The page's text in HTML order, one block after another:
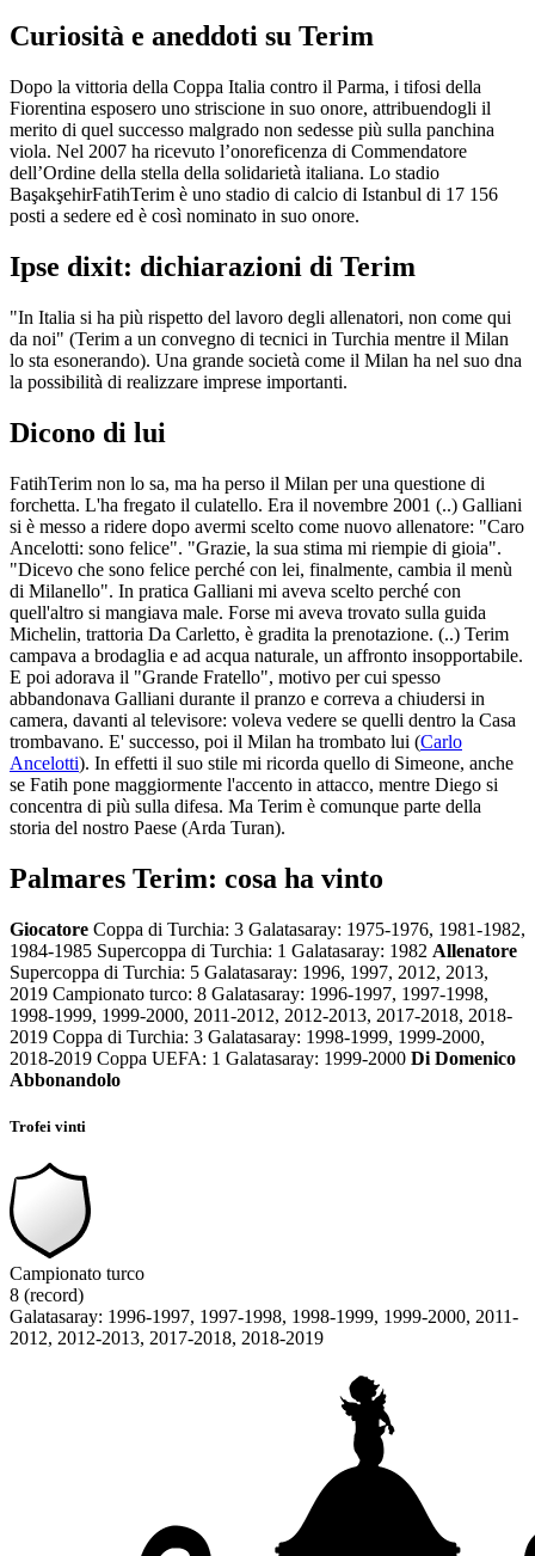
Curiosità e aneddoti su Terim
Dopo la vittoria della Coppa Italia contro il Parma, i tifosi della
Fiorentina esposero uno striscione in suo onore, attribuendogli il
merito di quel successo malgrado non sedesse più sulla panchina
viola. Nel 2007 ha ricevuto l’onoreficenza di Commendatore
dell’Ordine della stella della solidarietà italiana. Lo stadio
BaşakşehirFatihTerim è uno stadio di calcio di Istanbul di 17 156
posti a sedere ed è così nominato in suo onore.
Ipse dixit: dichiarazioni di Terim
"In Italia si ha più rispetto del lavoro degli allenatori, non come qui
da noi" (Terim a un convegno di tecnici in Turchia mentre il Milan
lo sta esonerando). Una grande società come il Milan ha nel suo dna
la possibilità di realizzare imprese importanti.
Dicono di lui
FatihTerim non lo sa, ma ha perso il Milan per una questione di
forchetta. L'ha fregato il culatello. Era il novembre 2001 (..) Galliani
si è messo a ridere dopo avermi scelto come nuovo allenatore: "Caro
Ancelotti: sono felice". "Grazie, la sua stima mi riempie di gioia".
"Dicevo che sono felice perché con lei, finalmente, cambia il menù
di Milanello". In pratica Galliani mi aveva scelto perché con
quell'altro si mangiava male. Forse mi aveva trovato sulla guida
Michelin, trattoria Da Carletto, è gradita la prenotazione. (..) Terim
campava a brodaglia e ad acqua naturale, un affronto insopportabile.
E poi adorava il "Grande Fratello", motivo per cui spesso
abbandonava Galliani durante il pranzo e correva a chiudersi in
camera, davanti al televisore: voleva vedere se quelli dentro la Casa
trombavano. E' successo, poi il Milan ha trombato lui (Carlo
Ancelotti). In effetti il suo stile mi ricorda quello di Simeone, anche
se Fatih pone maggiormente l'accento in attacco, mentre Diego si
concentra di più sulla difesa. Ma Terim è comunque parte della
storia del nostro Paese (Arda Turan).
Palmares Terim: cosa ha vinto
Giocatore Coppa di Turchia: 3 Galatasaray: 1975-1976, 1981-1982,
1984-1985 Supercoppa di Turchia: 1 Galatasaray: 1982 Allenatore
Supercoppa di Turchia: 5 Galatasaray: 1996, 1997, 2012, 2013,
2019 Campionato turco: 8 Galatasaray: 1996-1997, 1997-1998,
1998-1999, 1999-2000, 2011-2012, 2012-2013, 2017-2018, 2018-
2019 Coppa di Turchia: 3 Galatasaray: 1998-1999, 1999-2000,
2018-2019 Coppa UEFA: 1 Galatasaray: 1999-2000 Di Domenico
Abbonandolo
Trofei vinti
Campionato turco
8 (record)
Galatasaray: 1996-1997, 1997-1998, 1998-1999, 1999-2000, 2011-
2012, 2012-2013, 2017-2018, 2018-2019